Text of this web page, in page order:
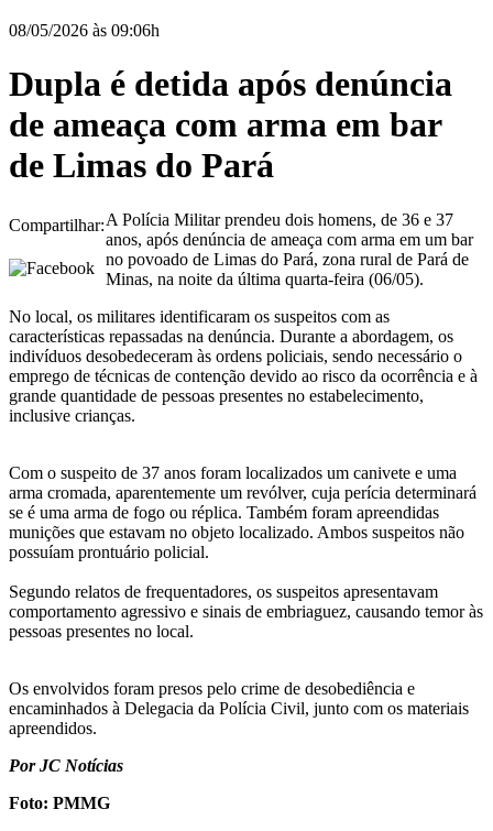
08/05/2026 às 09:06h
Dupla é detida após denúncia
de ameaça com arma em bar
de Limas do Pará
Compartilhar:A Polícia Militar prendeu dois homens, de 36 e 37
anos, após denúncia de ameaça com arma em um bar
no povoado de Limas do Pará, zona rural de Pará de
Minas, na noite da última quarta-feira (06/05).
No local, os militares identificaram os suspeitos com as
características repassadas na denúncia. Durante a abordagem, os
indivíduos desobedeceram às ordens policiais, sendo necessário o
emprego de técnicas de contenção devido ao risco da ocorrência e à
grande quantidade de pessoas presentes no estabelecimento,
inclusive crianças.
Com o suspeito de 37 anos foram localizados um canivete e uma
arma cromada, aparentemente um revólver, cuja perícia determinará
se é uma arma de fogo ou réplica. Também foram apreendidas
munições que estavam no objeto localizado. Ambos suspeitos não
possuíam prontuário policial.
Segundo relatos de frequentadores, os suspeitos apresentavam
comportamento agressivo e sinais de embriaguez, causando temor às
pessoas presentes no local.
Os envolvidos foram presos pelo crime de desobediência e
encaminhados à Delegacia da Polícia Civil, junto com os materiais
apreendidos.
Por JC Notícias
Foto: PMMG